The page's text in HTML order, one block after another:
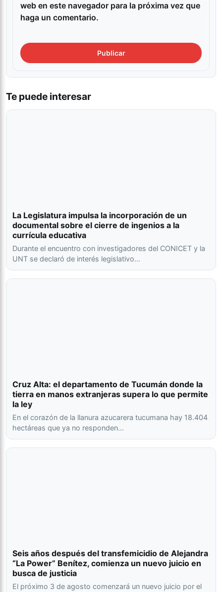
web en este navegador para la próxima vez que
haga un comentario.
Te puede interesar
La Legislatura impulsa la incorporación de un
documental sobre el cierre de ingenios a la
currícula educativa
Durante el encuentro con investigadores del CONICET y la
UNT se declaró de interés legislativo…
Cruz Alta: el departamento de Tucumán donde la
tierra en manos extranjeras supera lo que permite
la ley
En el corazón de la llanura azucarera tucumana hay 18.404
hectáreas que ya no responden…
Seis años después del transfemicidio de Alejandra
“La Power” Benítez, comienza un nuevo juicio en
busca de justicia
El próximo 3 de agosto comenzará un nuevo juicio por el